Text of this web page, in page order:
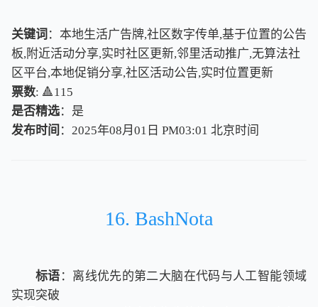
关键词 ：本地生活广告牌,社区数字传单,基于位置的公告
板,附近活动分享,实时社区更新,邻里活动推广,无算法社
区平台,本地促销分享,社区活动公告,实时位置更新
票数: 🔺115
是否精选：是
发布时间 ：2025年08月01日 PM03:01 北京时间
北京时间
16. BashNota
标语 ：离线优先的第二大脑在代码与人工智能领域
实现突破